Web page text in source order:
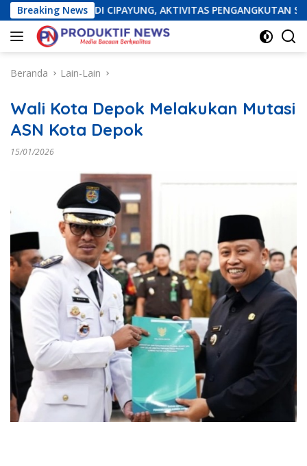
Langsung
ke
konten
Breaking News
DI CIPAYUNG, AKTIVITAS PENGANGKUTAN SAMPAH
Beranda Lain-Lain
Wali Kota Depok Melakukan Mutasi
ASN Kota Depok
15/01/2026